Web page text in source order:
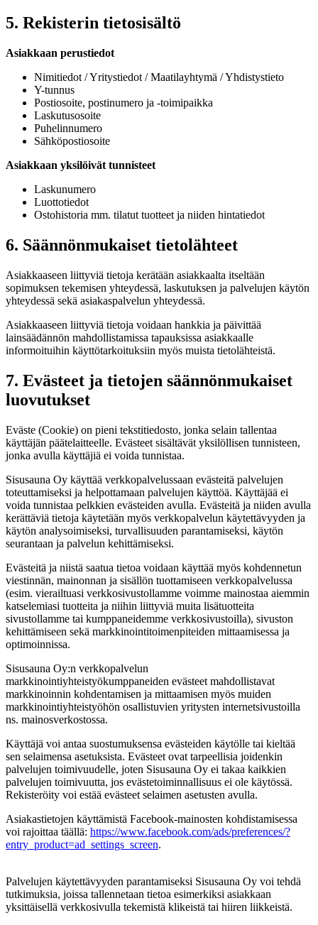
5. Rekisterin tietosisältö
Asiakkaan perustiedot
Nimitiedot / Yritystiedot / Maatilayhtymä / Yhdistystieto
Y-tunnus
Postiosoite, postinumero ja -toimipaikka
Laskutusosoite
Puhelinnumero
Sähköpostiosoite
Asiakkaan yksilöivät tunnisteet
Laskunumero
Luottotiedot
Ostohistoria mm. tilatut tuotteet ja niiden hintatiedot
6. Säännönmukaiset tietolähteet
Asiakkaaseen liittyviä tietoja kerätään asiakkaalta itseltään
sopimuksen tekemisen yhteydessä, laskutuksen ja palvelujen käytön
yhteydessä sekä asiakaspalvelun yhteydessä.
Asiakkaaseen liittyviä tietoja voidaan hankkia ja päivittää
lainsäädännön mahdollistamissa tapauksissa asiakkaalle
informoituihin käyttötarkoituksiin myös muista tietolähteistä.
7. Evästeet ja tietojen säännönmukaiset
luovutukset
Eväste (Cookie) on pieni tekstitiedosto, jonka selain tallentaa
käyttäjän päätelaitteelle. Evästeet sisältävät yksilöllisen tunnisteen,
jonka avulla käyttäjiä ei voida tunnistaa.
Sisusauna Oy käyttää verkkopalvelussaan evästeitä palvelujen
toteuttamiseksi ja helpottamaan palvelujen käyttöä. Käyttäjää ei
voida tunnistaa pelkkien evästeiden avulla. Evästeitä ja niiden avulla
kerättäviä tietoja käytetään myös verkkopalvelun käytettävyyden ja
käytön analysoimiseksi, turvallisuuden parantamiseksi, käytön
seurantaan ja palvelun kehittämiseksi.
Evästeitä ja niistä saatua tietoa voidaan käyttää myös kohdennetun
viestinnän, mainonnan ja sisällön tuottamiseen verkkopalvelussa
(esim. vierailtuasi verkkosivustollamme voimme mainostaa aiemmin
katselemiasi tuotteita ja niihin liittyviä muita lisätuotteita
sivustollamme tai kumppaneidemme verkkosivustoilla), sivuston
kehittämiseen sekä markkinointitoimenpiteiden mittaamisessa ja
optimoinnissa.
Sisusauna Oy:n verkkopalvelun
markkinointiyhteistyökumppaneiden evästeet mahdollistavat
markkinoinnin kohdentamisen ja mittaamisen myös muiden
markkinointiyhteistyöhön osallistuvien yritysten internetsivustoilla
ns. mainosverkostossa.
Käyttäjä voi antaa suostumuksensa evästeiden käytölle tai kieltää
sen selaimensa asetuksista. Evästeet ovat tarpeellisia joidenkin
palvelujen toimivuudelle, joten Sisusauna Oy ei takaa kaikkien
palvelujen toimivuutta, jos evästetoiminnallisuus ei ole käytössä.
Rekisteröity voi estää evästeet selaimen asetusten avulla.
Asiakastietojen käyttämistä Facebook-mainosten kohdistamisessa
voi rajoittaa täällä: https://www.facebook.com/ads/preferences/?
entry_product=ad_settings_screen.
Palvelujen käytettävyyden parantamiseksi Sisusauna Oy voi tehdä
tutkimuksia, joissa tallennetaan tietoa esimerkiksi asiakkaan
yksittäisellä verkkosivulla tekemistä klikeistä tai hiiren liikkeistä.